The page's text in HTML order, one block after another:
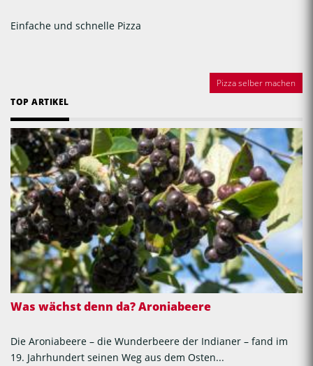
Einfache und schnelle Pizza
Pizza selber machen
TOP ARTIKEL
Was wächst denn da? Aroniabeere
Die Aroniabeere – die Wunderbeere der Indianer – fand im
19. Jahrhundert seinen Weg aus dem Osten...